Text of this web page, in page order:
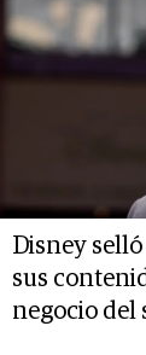
Disney
sus
negocio del